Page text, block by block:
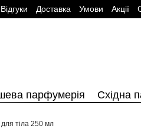
Вiдгуки Доставка Умови Aкції
парфумерія Східна
тіла 250 мл